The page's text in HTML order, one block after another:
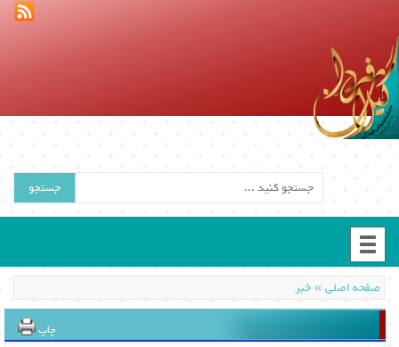
جستجو
صفحه اصلی»خبر
چاپ